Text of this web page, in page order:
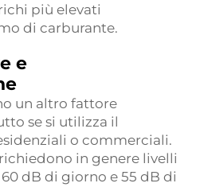
più elevati
di carburante.
e
un altro fattore
se si utilizza il
o commerciali.
in genere livelli
dB di giorno e 55 dB di